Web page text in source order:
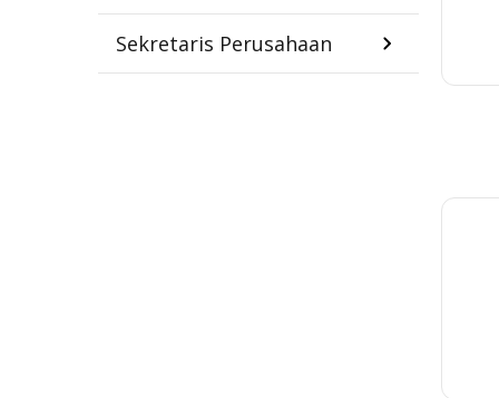
Sekretaris Perusahaan